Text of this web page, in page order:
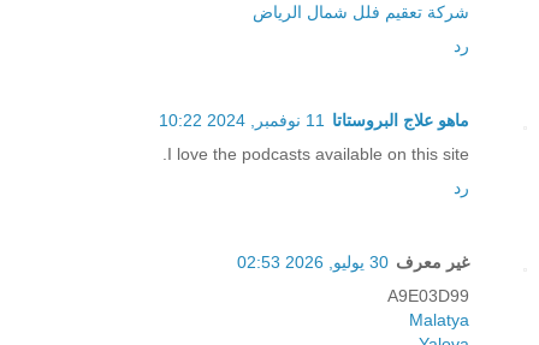
شركة تعقيم فلل شمال الرياض
رد
ماهو علاج البروستاتا
11 نوفمبر, 2024 10:22
I love the podcasts available on this site.
رد
غير معرف 30 يوليو, 2026 02:53
A9E03D99
Malatya